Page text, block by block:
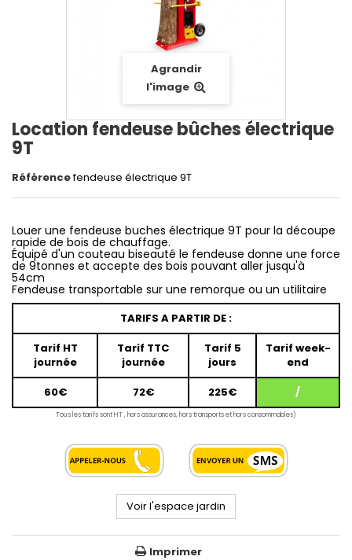
Agrandir
l'image
Location fendeuse bûches électrique
9T
Référencefendeuse électrique 9T
Louer une fendeuse buches électrique 9T pour la découpe
rapide de bois de chauffage.
Équipé d'un couteau biseauté le fendeuse donne une force
de 9tonnes et accepte des bois pouvant aller jusqu'à
54cm
Fendeuse transportable sur une remorque ou un utilitaire
TARIFS A PARTIR DE :
Tarif HT
journée
Tarif TTC
journée
Tarif 5
jours
Tarif week-
end
60€
72€ 225€ /
Tous les tarifs sont HT , hors assurances, hors transports et hors consommables)
Voir l'espace jardin
Imprimer